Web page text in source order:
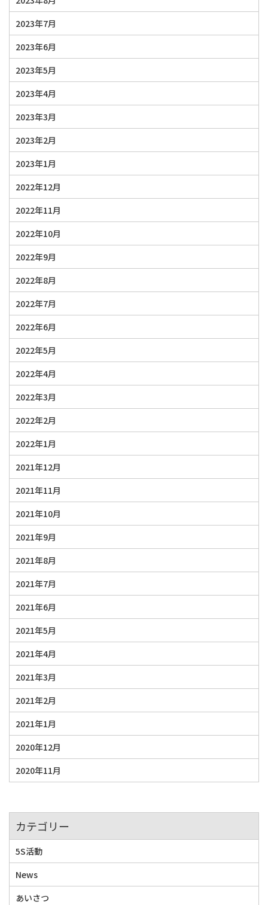
2023年7月
2023年6月
2023年5月
2023年4月
2023年3月
2023年2月
2023年1月
2022年12月
2022年11月
2022年10月
2022年9月
2022年8月
2022年7月
2022年6月
2022年5月
2022年4月
2022年3月
2022年2月
2022年1月
2021年12月
2021年11月
2021年10月
2021年9月
2021年8月
2021年7月
2021年6月
2021年5月
2021年4月
2021年3月
2021年2月
2021年1月
2020年12月
2020年11月
カテゴリー
5S活動
News
あいさつ